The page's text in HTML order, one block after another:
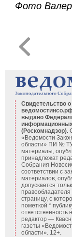
Фото
Свидетельство о
выдано
(Роскомнадзор).
«Ведомости
области» ПИ № ТУ
материалы,
принадлежат
Собрания
соответствии с
материалов,
допускается
страницу, с
пометкой *
ответственность
редактор —
газеты
области». 12+.